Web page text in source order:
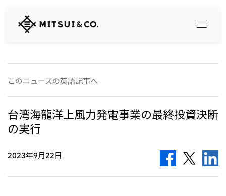
三
井
式
会
社
トップ
ソーシャルメディア公式アカウント一覧​
コンテンツ一覧
このニュースの英語記事へ
台湾海龍洋上風力発電事業の最終投資決断
の実行
2023年9月22日